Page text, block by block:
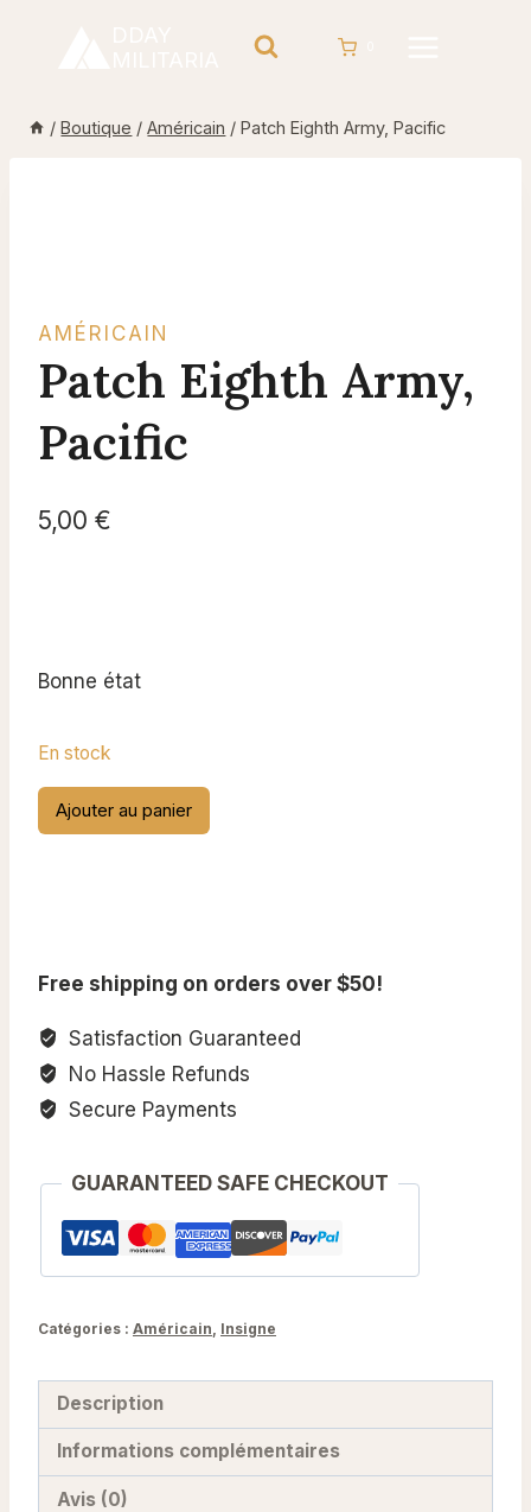
/ Boutique / Américain / Patch Eighth Army, Pacific
AMÉRICAIN
Patch Eighth Army,
Pacific
5,00 €
Bonne état
En stock
quantité
de
Ajouter au panier
Free shipping on orders over $50!
Satisfaction Guaranteed
No Hassle Refunds
Secure Payments
GUARANTEED SAFE CHECKOUT
Catégories : Américain Insigne
Description
Informations complémentaires
Avis (0)